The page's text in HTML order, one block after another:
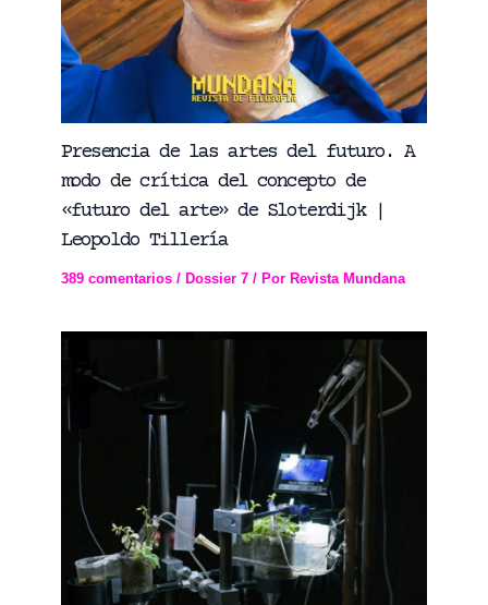
Presencia de las artes del futuro. A
modo de crítica del concepto de
«futuro del arte» de Sloterdijk |
Leopoldo Tillería
389 comentarios / Dossier 7 / Por Revista Mundana